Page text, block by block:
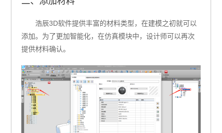
浩辰3D软件提供丰富的材料类型，在建模之初就可以
添加。为了更加智能化，在仿真模块中，设计师可以再次
提供材料确认。